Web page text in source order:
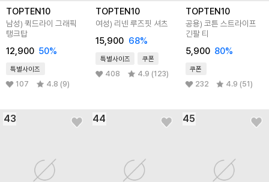
TOPTEN10
남성) 퀵드라이 그래픽
탱크탑
12,900 50%
특별사이즈
107 4.8 (9)
TOPTEN10
여성) 리넨 루즈핏 셔츠
15,900 68%
특별사이즈 쿠폰
408 4.9 (123)
TOPTEN10
공용) 코튼 스트라이프
긴팔 티
5,900 80%
쿠폰
232 4.9 (51)
43 44 45